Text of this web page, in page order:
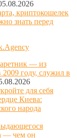
криптокошелек
знать перед
— из
году, служил в
для себя
Киева:
народа
— чем он